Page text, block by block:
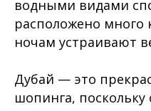
водными видами
расположено много
ночам устраивают
Дубай — это
шопинга, поскольку